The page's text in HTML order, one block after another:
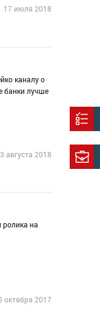
17 июля 2018
каналу о
банки лучше
августа 2018
ролика на
октября 2017